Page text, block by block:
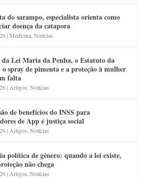
do sarampo, especialista orienta como
doença da catapora
|Medicina ,Notícias
da Lei Maria da Penha, o Estatuto da
spray de pimenta e a proteção à mulher
falta
| Artigos ,Notícias
de benefícios do INSS para
de App é justiça social
| Artigos ,Notícias
política de gênero: quando a lei existe,
não chega
| Artigos ,Notícias